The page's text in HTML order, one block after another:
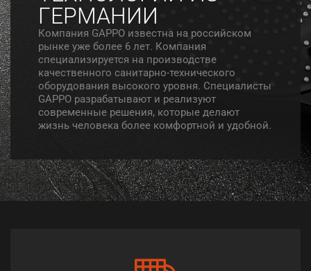
ГЕРМАНИИ
Компания GAPPO известна на российском
рынке уже более 6 лет. Компания
специализируется на производстве
качественного санитарно-технического
оборудования высокого уровня. Специалисты
GAPPO разрабатывают и реализуют
современные решения, которые делают
жизнь человека более комфортной и удобной.